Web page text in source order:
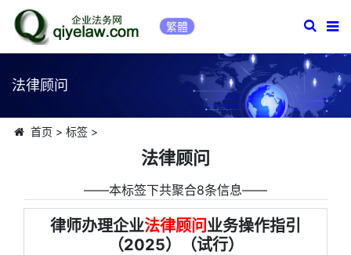
繁體
法律顾问
首页 > 标签>
法律顾问
――本标签下共聚合8条信息――
律师办理企业法律顾问业务操作指引
（2025）（试行）